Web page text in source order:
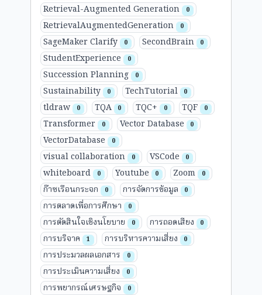
Retrieval-Augmented Generation 0
RetrievalAugmentedGeneration 0
SageMaker Clarify 0 SecondBrain 0
StudentExperience 0
Succession Planning 0
Sustainability 0 TechTutorial 0
tldraw 0 TQA 0 TQC+ 0 TQF 0
Transformer 0 Vector Database 0
VectorDatabase 0
visual collaboration 0 VSCode 0
whiteboard 0 Youtube 0 Zoom 0
ก๊าซเรือนกระจก 0 การจัดการข้อมูล 0
การตลาดเพื่อการศึกษา 0
การตัดสินใจเชิงนโยบาย 0 การถอดเสียง 0
การบริจาค 1 การบริหารความเสี่ยง 0
การประมวลผลเอกสาร 0
การประเมินความเสี่ยง 0
การพยากรณ์เศรษฐกิจ 0